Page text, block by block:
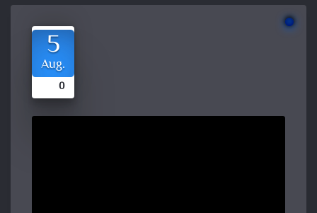
5
Aug.
0